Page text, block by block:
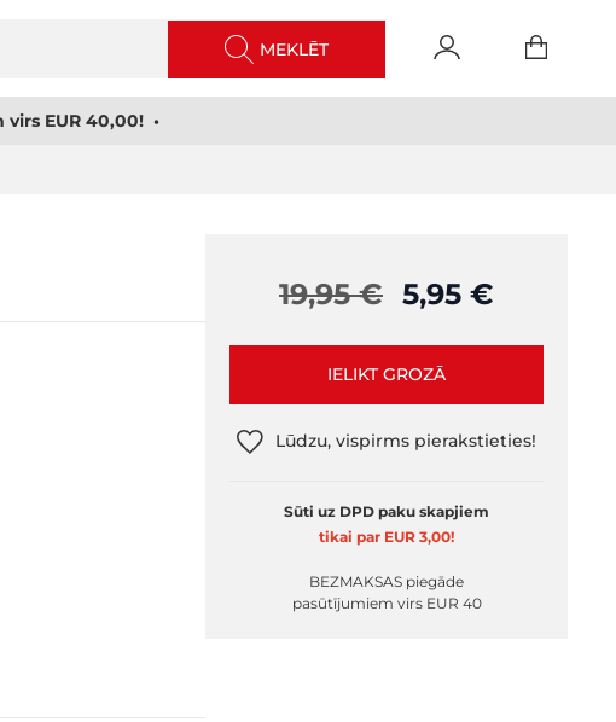
MEKLĒT
EUR 40,00! •
19,95 € 5,95 €
IELIKT GROZĀ
Lūdzu, vispirms pierakstieties!
Sūti uz DPD paku skapjiem
tikai par EUR 3,00!
BEZMAKSAS piegāde
pasūtījumiem virs EUR 40